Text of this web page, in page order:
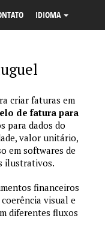
IDIOMA
criar faturas em
de fatura para
para dados do
valor unitário,
em softwares de
ilustrativos.
financeiros
visual e
diferentes fluxos